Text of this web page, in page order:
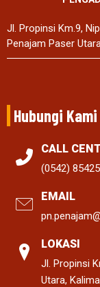
Jl. Propinsi Km.9,
Penajam Paser
Hubungi Kami
CALL
(0542)
EMAIL
LOKASI
Jl. Propinsi
Utara,